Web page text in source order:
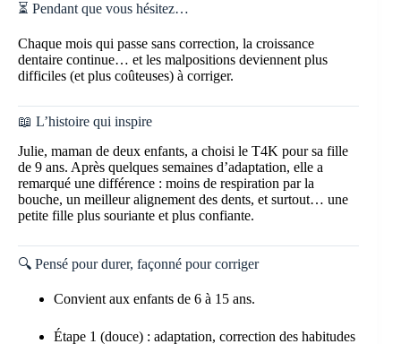
⏳ Pendant que vous hésitez…
Chaque mois qui passe sans correction, la croissance
dentaire continue… et les malpositions deviennent plus
difficiles (et plus coûteuses) à corriger.
📖 L’histoire qui inspire
Julie, maman de deux enfants, a choisi le T4K pour sa fille
de 9 ans. Après quelques semaines d’adaptation, elle a
remarqué une différence : moins de respiration par la
bouche, un meilleur alignement des dents, et surtout… une
petite fille plus souriante et plus confiante.
🔍 Pensé pour durer, façonné pour corriger
Convient aux enfants de 6 à 15 ans.
Étape 1 (douce) : adaptation, correction des habitudes